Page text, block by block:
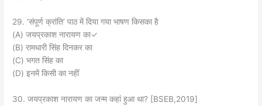
29. ‘संपूर्ण क्रांति’ पाठ में दिया गया भाषण किसका है
(A) जयप्रकाश नारायण का✓
(B) रामधारी सिंह दिनकर का
(C) भगत सिंह का
(D) इनमें किसी का नहीं
30. जयप्रकाश नारायण का जन्म कहां हुआ था? [BSEB,2019]